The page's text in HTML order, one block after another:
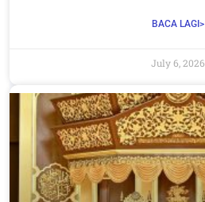
BACA LAGI>
July 6, 2026